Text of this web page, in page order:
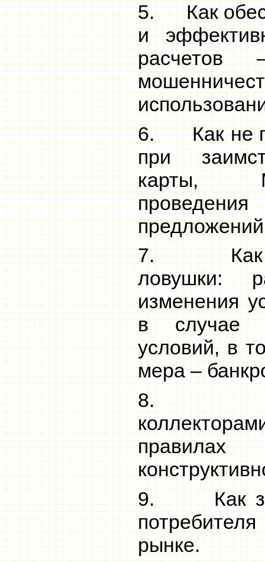
5. Как
и
расчетов
6. Как не
при
карты,
7. Как
ловушки:
изменения
в случае
условий, в
мера –
8. Как
9. Как
рынке.